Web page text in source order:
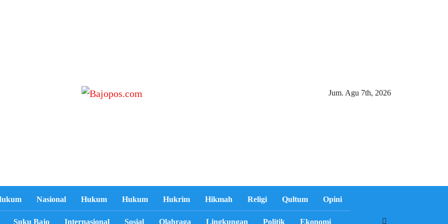
Jum. Agu 7th, 2026
Nasional Hukum Hukum Hukrim Hikmah Religi Qultum Opini
Suku Bajo Internasional Sosial Olahraga Lingkungan Politik Ekonomi